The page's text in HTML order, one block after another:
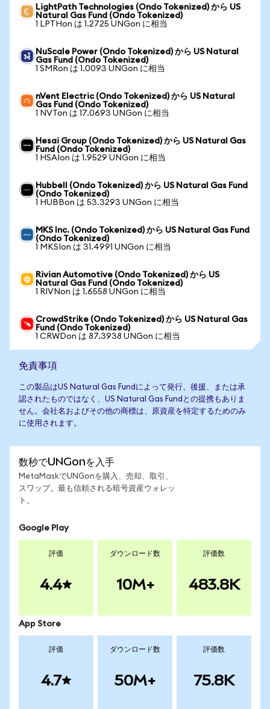
LightPath Technologies (Ondo Tokenized) から US
Natural Gas Fund (Ondo Tokenized)
1 LPTHon は 1.2725 UNGon に相当
NuScale Power (Ondo Tokenized) から US Natural
Gas Fund (Ondo Tokenized)
1 SMRon は 1.0093 UNGon に相当
nVent Electric (Ondo Tokenized) から US Natural
Gas Fund (Ondo Tokenized)
1 NVTon は 17.0693 UNGon に相当
Hesai Group (Ondo Tokenized) から US Natural Gas
Fund (Ondo Tokenized)
1 HSAIon は 1.9529 UNGon に相当
Hubbell (Ondo Tokenized) から US Natural Gas Fund
(Ondo Tokenized)
1 HUBBon は 53.3293 UNGon に相当
MKS Inc. (Ondo Tokenized) から US Natural Gas Fund
(Ondo Tokenized)
1 MKSIon は 31.4991 UNGon に相当
Rivian Automotive (Ondo Tokenized) から US
Natural Gas Fund (Ondo Tokenized)
1 RIVNon は 1.6558 UNGon に相当
CrowdStrike (Ondo Tokenized) から US Natural Gas
Fund (Ondo Tokenized)
1 CRWDon は 87.3938 UNGon に相当
免責事項
この製品はUS Natural Gas Fundによって発行、後援、または承
認されたものではなく、US Natural Gas Fundとの提携もありま
せん。会社名およびその他の商標は、原資産を特定するためのみ
に使用されます。
数秒でUNGonを入手
MetaMaskでUNGonを購入、売却、取引、
スワップ。最も信頼される暗号資産ウォレッ
ト。
Google Play
評価
4.4
ダウンロード数
10M+
評価数
483.8K
App Store
評価
4.7
ダウンロード数
50M+
評価数
75.8K